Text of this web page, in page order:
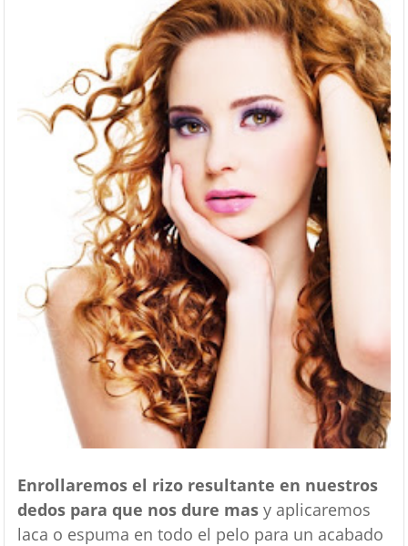
Enrollaremos el rizo resultante en nuestros
dedos para que nos dure masy aplicaremos
laca o espuma en todo el pelo para un acabado